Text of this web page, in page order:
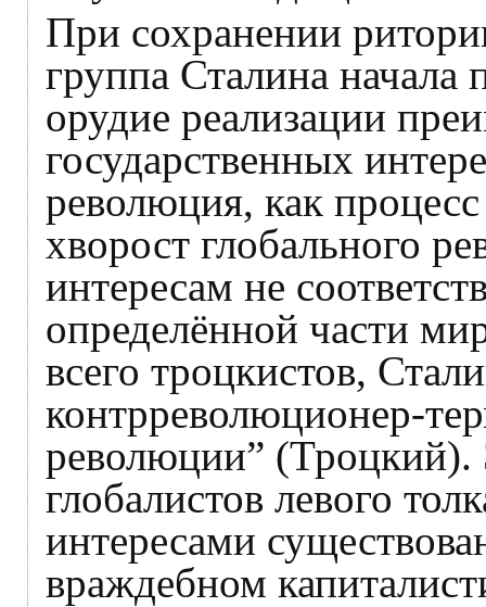
При сохранении
группа Сталина
орудие реализации
государственных
революция, как
хворост глобального
интересам не
определённой части
всего троцкистов,
контрреволюционер-
революции” (Троцкий).
глобалистов левого
интересами
враждебном